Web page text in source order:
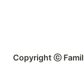
Copyright ⓒ